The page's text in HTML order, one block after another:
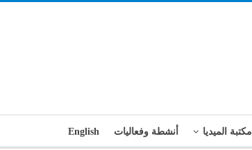
مكتبة الميديا أنشطة وفعاليات English